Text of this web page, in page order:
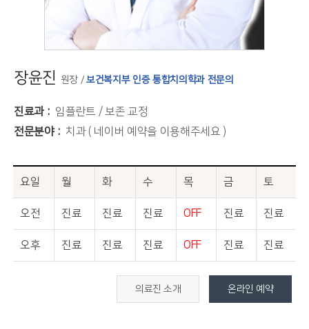
장윤진 원장 /보건복지부 인증 통합치의학과 전문의
진료과
임플란트 / 보존 교정
전문분야
치과 ( 네이버 예약을 이용해주세요 )
요일 월 화 수 목 금 토
오전 진료 진료 진료 OFF 진료 진료
오후 진료 진료 진료 OFF 진료 진료
의료진 소개 온라인 예약